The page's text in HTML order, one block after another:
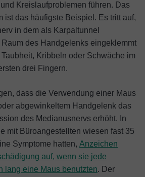
Kreislaufproblemen führen. Das
ist das häufigste Beispiel. Es tritt auf,
in dem als Karpaltunnel
des Handgelenks eingeklemmt
Kribbeln oder Schwäche im
drei Fingern.
dass die Verwendung einer Maus
abgewinkeltem Handgelenk das
des Medianusnervs erhöht. In
mit Büroangestellten wiesen fast 35
Symptome hatten, Anzeichen
auf, wenn sie jede
lang eine Maus benutzten. Der